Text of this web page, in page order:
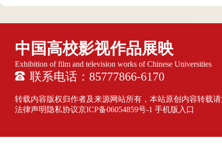
中国高校影视作品展映
Exhibition of film and television works of Chinese Universities
联系电话：85777866-6170
转载内容版权归作者及来源网站所有，本站原创内容转载
法律声明隐私协议京ICP备06054859号-1 手机版入口